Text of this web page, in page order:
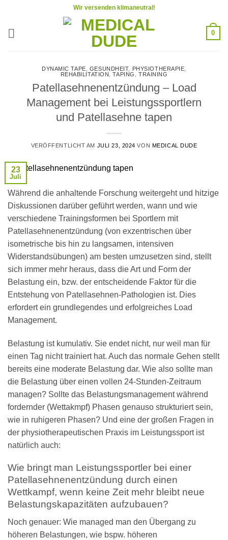
springen
Wir versenden klimaneutral!
0
DYNAMIC TAPE GESUNDHEIT, PHYSIOTHERAPIE
REHABILITATION
,TAPING TRAINING
Patellasehnenentzündung – Load
Management bei Leistungssportlern
und Patellasehne tapen
VERÖFFENTLICHT AM JULI 23, 2024 VON MEDICAL DUDE
23
Juli
Während die anhaltende Forschung weitergeht und hitzige
Diskussionen darüber geführt werden, wann und wie
verschiedene Trainingsformen bei Sportlern mit
Patellasehnenentzündung (von exzentrischen über
isometrische bis hin zu langsamen, intensiven
Widerstandsübungen) am besten umzusetzen sind, stellt
sich immer mehr heraus, dass die Art und Form der
Belastung ein, bzw. der entscheidende Faktor für die
Entstehung von Patellasehnen-Pathologien ist. Dies
erfordert ein grundlegendes und erfolgreiches Load
Management.
Belastung ist kumulativ. Sie endet nicht, nur weil man für
einen Tag nicht trainiert hat. Auch das normale Gehen stellt
bereits eine moderate Belastung dar. Wie also sollte man
die Belastung über einen vollen 24-Stunden-Zeitraum
managen? Sollte das Belastungsmanagement während
fordernder (Wettakmpf) Phasen genauso strukturiert sein,
wie in ruhigeren Phasen? Und eine der großen Fragen in
der physiotherapeutischen Praxis im Leistungssport ist
natürlich auch:
Wie bringt man Leistungssportler bei einer
Patellasehnenentzündung durch einen
Wettkampf, wenn keine Zeit mehr bleibt neue
Belastungskapazitäten aufzubauen?
Noch genauer: Wie managed man den Übergang zu
höheren Belastungen, wie bspw. höheren